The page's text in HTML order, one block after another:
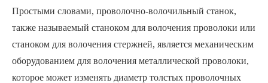
Простыми словами, проволочно-волочильный станок,
также называемый станоком для волочения проволоки или
станоком для волочения стержней, является механическим
оборудованием для волочения металлической проволоки,
которое может изменять диаметр толстых проволочных